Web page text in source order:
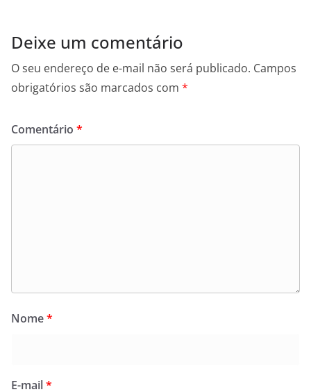
Deixe um comentário
O seu endereço de e-mail não será publicado. Campos
obrigatórios são marcados com *
Comentário *
Nome*
E-mail*